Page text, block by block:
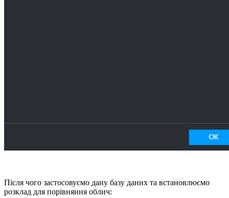
Після чого застосовуємо дану базу даних та встановлюємо
розклад для порівняння облич: